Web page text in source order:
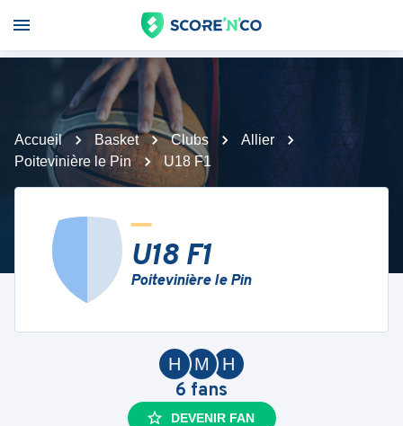
Accueil Basket Clubs
Allier
Poitevinière le Pin
U18 F1
U18 F1
Poitevinière le Pin
H
M
H
6 fans
DEVENIR FAN